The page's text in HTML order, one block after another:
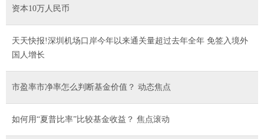
资本10万人民币
天天快报!深圳机场口岸今年以来通关量超过去年全年 免签入境外
国人增长
市盈率市净率怎么判断基金价值？ 动态焦点
如何用“夏普比率”比较基金收益？ 焦点滚动